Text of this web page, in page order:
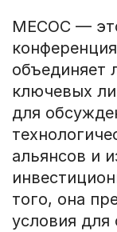
MECOC —
объединяет
ключевых
для
альянсов и
того, она
условия